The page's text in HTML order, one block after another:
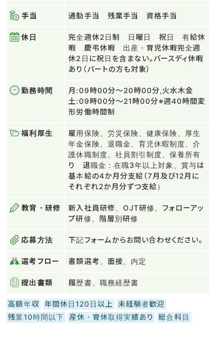
手当 通勤手当 残業手当 資格手当
休日
完全週休2日制 日曜日 祝日 有給休
暇 慶弔休暇 出産・育児休暇完全週
休2日に祝日を含まない。バースディ休暇
あり（パートの方も対象）
勤務時間
月:09時00分～20時00分,火水木金
土:09時00分～21時00分※週40時間変
形労働時間制
福利厚生
雇用保険、労災保険、健康保険、厚生
年金保険、退職金、育児休暇制度、介
護休職制度、社員割引制度、保養所有
り 退職金：在職3年以上対象、賞与は
基本給の4か月分支給（7月及び12月に
それぞれ2か月分ずつ支給）
教育・研修
新入社員研修、OJT研修、フォローアッ
プ研修、階層別研修
応募方法 下記フォームからお問い合わせください。
選考フロー 書類選考、面接、内定
提出書類 履歴書、職務経歴書
高額年収 年間休日120日以上
未経験者歓迎
残業10時間以下
産休・育休取得実績あり 総合科目